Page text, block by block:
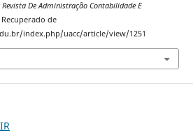
Revista De Administração Contabilidade E
Recuperado de
index.php/uacc/article/view/1251